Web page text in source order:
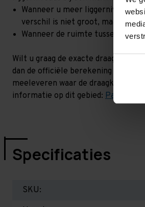
Wanneer u meer liggerniveaus
verschil is niet groot, maar wel
Wanneer de ruimte tussen de
Wilt u graag de exacte draagkracht
dan de officiële berekening uit. Dit
meeleveren waar de draagkracht
informatie op dit gebied:
Specificaties
SKU: